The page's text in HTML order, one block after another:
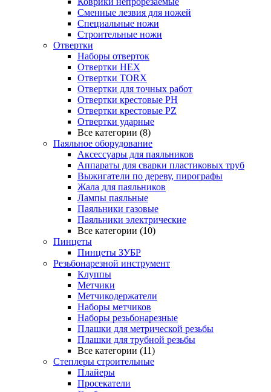
Сменные лезвия для ножей
Специальные ножи
Строительные ножи
Отвертки
Наборы отверток
Отвертки HEX
Отвертки TORX
Отвертки для точных работ
Отвертки крестовые PH
Отвертки крестовые PZ
Отвертки ударные
Все категории (8)
Паяльное оборудование
Аксессуары для паяльников
Аппараты для сварки пластиковых труб
Выжигатели по дереву, пирографы
Жала для паяльников
Лампы паяльные
Паяльники газовые
Паяльники электрические
Все категории (10)
Пинцеты
Пинцеты ЗУБР
Резьбонарезной инструмент
Клуппы
Метчики
Метчикодержатели
Наборы метчиков
Наборы резьбонарезные
Плашки для метрической резьбы
Плашки для трубной резьбы
Все категории (11)
Степлеры строительные
Плайеры
Просекатели